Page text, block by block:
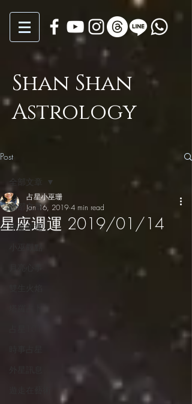
Shan Shan
Astrology
Post
全部文章
小巫年運
全部文章
星座週運 2019/01/14
占星小巫珊
Jan 16, 2019 4 min read